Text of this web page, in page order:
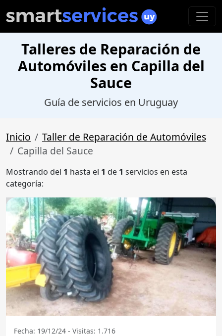
Talleres de Reparación de
Automóviles en Capilla del
Sauce
Guía de servicios en Uruguay
Inicio
Taller de Reparación de Automóviles
Capilla del Sauce
Mostrando del 1 hasta el 1 de 1 servicios en esta
categoría:
Fecha: 19/12/24 - Visitas: 1.716